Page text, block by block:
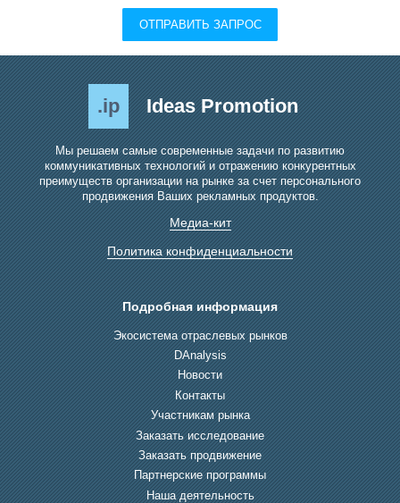
ОТПРАВИТЬ ЗАПРОС
.ip Ideas Promotion
Мы решаем самые современные задачи по развитию
коммуникативных технологий и отражению конкурентных
преимуществ организации на рынке за счет персонального
продвижения Ваших рекламных продуктов.
Медиа-кит
Политика конфиденциальности
Подробная информация
Экосистема отраслевых рынков
DAnalysis
Новости
Контакты
Участникам рынка
Заказать исследование
Заказать продвижение
Партнерские программы
Наша деятельность